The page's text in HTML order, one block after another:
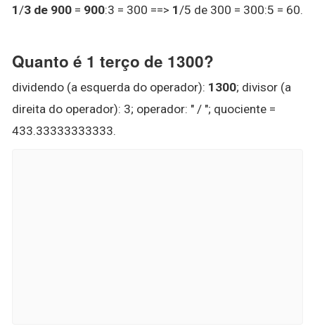
1 /3 de 900 = 900:3 = 300 ==> 1 /5 de 300 = 300:5 = 60.
Quanto é 1 terço de 1300?
dividendo (a esquerda do operador): 1300; divisor (a
direita do operador): 3; operador: " / "; quociente =
433.33333333333.